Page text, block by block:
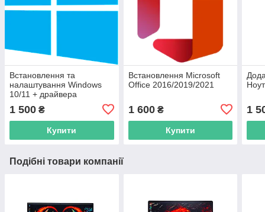
Встановлення та
налаштування Windows
10/11 + драйвера
1 500 ₴
Купити
Встановлення Microsoft
Office 2016/2019/2021
1 600₴
Купити
1
Подібні товари компанії